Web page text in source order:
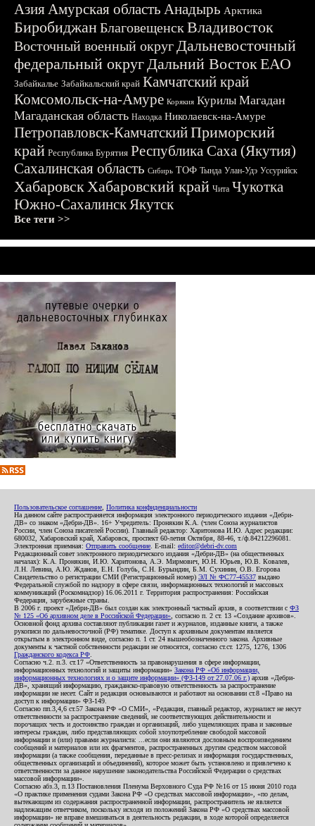
АзияАмурская область Анадырь Арктика
БиробиджанБлаговещенскВладивосток
Восточный военный округДальневосточный
федеральный округДальний ВостокЕАО
Забайкалье Забайкальский край Камчатский край
Комсомольск-на-Амуре Корякия Курилы Магадан
Магаданская область Находка Николаевск-на-Амуре
Петропавловск-КамчатскийПриморский
край Республика Бурятия Республика Саха (Якутия)
Сахалинская область Сибирь ТОФ Тында Улан-Удэ Уссурийск
ХабаровскХабаровский край Чита Чукотка
Южно-СахалинскЯкутск
Все теги >>
Пользовательское соглашение Политика конфиденциальности
На данном сайте распространяется информация электронного периодического издания «Дебри-
ДВ» со знаком «Дебри-ДВ». 16+ Учредитель: Пронякин К.А. (член Союза журналистов
России, член Союза писателей России). Главный редактор: Харитонова И.Ю. Адрес редакции:
680032, Хабаровский край, Хабаровск, проспект 60-летия Октября, 88-46, т./ф.84212296081.
Электронная приемная: Отправить сообщение . E-mail: editor@debri-dv.com
Редакционный совет электронного периодического издания «Дебри-ДВ» (на общественных
началах): К.А. Пронякин, И.Ю. Харитонова, А.Э. Мирмович, Ю.Н. Юрьев, Ю.В. Ковалев,
Л.Н. Левина, А.Ю. Жданов, Е.Н. Голубь, С.Н. Бурындин, Б.М. Сухинин, О.В. Егорова
Свидетельство о регистрации СМИ (Регистрационный номер) ЭЛ № ФС77-45537 выдано
Федеральной службой по надзору в сфере связи, информационных технологий и массовых
коммуникаций (Роскомнадзор) 16.06.2011 г. Территория распространения: Российская
Федерация, зарубежные страны.
В 2006 г. проект «Дебри-ДВ» был создан как электронный частный архив, в соответствии с ФЗ
№ 125 «Об архивном деле в Российской Федерации» , согласно п. 2 ст. 13 «Создание архивов».
Основной фонд архива составляют публикации газет и журналов, изданные книги, а также
рукописи по дальневосточной (РФ) тематике. Доступ к архивным документам является
открытым в электронном виде, согласно п. 1 ст. 24 вышеобозначенного закона. Архивные
документы к частной собственности редакции не относятся, согласно ст.ст. 1275, 1276, 1306
Гражданского кодекса РФ
Согласно ч.2. п.3. ст.17 «Ответственность за правонарушения в сфере информации,
информационных технологий и защиты информации» Закона РФ «Об информации,
информационных технологиях и о защите информации» (ФЗ-149 от 27.07.06 г.) архив «Дебри-
ДВ», хранящий информацию, гражданско-правовую ответственность за распространение
информации не несет. Сайт и редакция основываются и работают на основании ст.8 «Право на
доступ к информации» ФЗ-149.
Согласно пп.3,4,6 ст.57 Закона РФ «О СМИ», «Редакция, главный редактор, журналист не несут
ответственности за распространение сведений, не соответствующих действительности и
порочащих честь и достоинство граждан и организаций, либо ущемляющих права и законные
интересы граждан, либо представляющих собой злоупотребление свободой массовой
информации и (или) правами журналиста: ...если они являются дословным воспроизведением
сообщений и материалов или их фрагментов, распространенных другим средством массовой
информации (а также сообщения, переданные в пресс-релизах и информация государственных,
общественных организаций и объединений), которое может быть установлено и привлечено к
ответственности за данное нарушение законодательства Российской Федерации о средствах
массовой информации».
Согласно абз.3, п.13 Постановления Пленума Верховного Суда РФ №16 от 15 июня 2010 года
«О практике применения судами Закона РФ «О средствах массовой информации», «по делам,
вытекающим из содержания распространенной информации, распространитель не является
надлежащим ответчиком, поскольку исходя из положений Закона РФ «О средствах массовой
информации» не вправе вмешиваться в деятельность редакции, в ходе которой определяется